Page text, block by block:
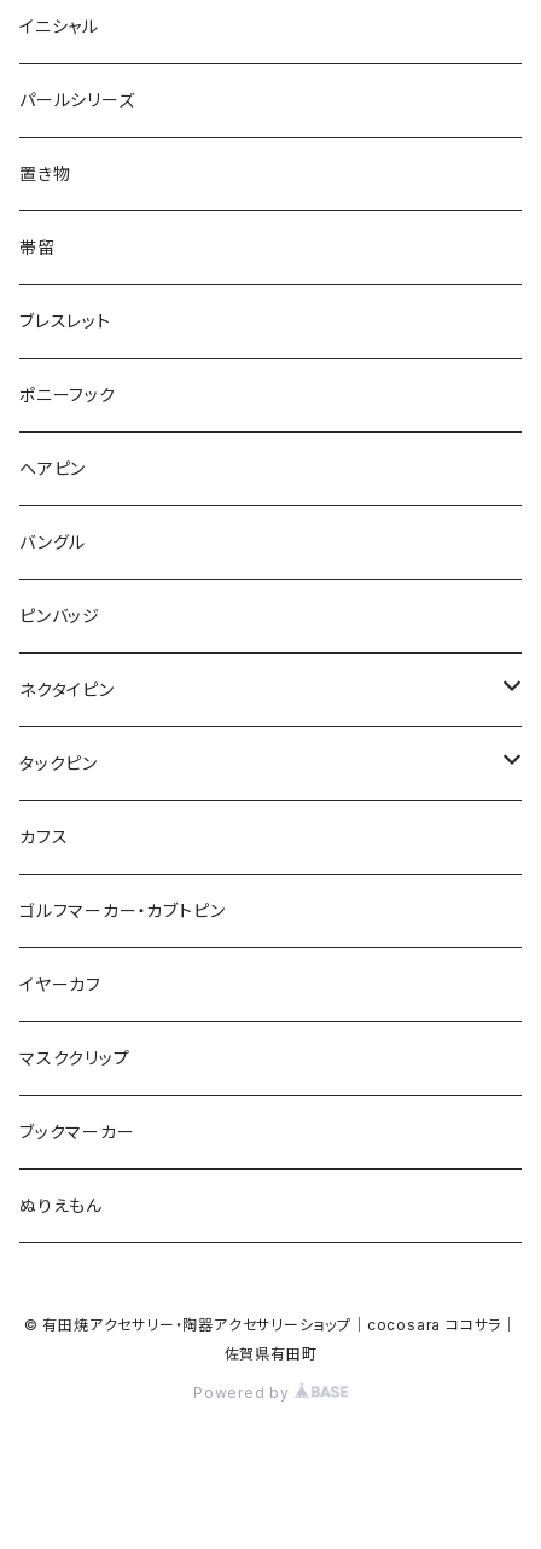
ネックレス
リング
てんとう虫
pattern
こいのぼり
マーブル
カメオ
星
鳥
アルファベット
ハロウィン
Bubble
Animal
マーブル
こいのぼり
てんとう虫
鳥
食品
カメラ
Round
Triangle
食品
ハロウィン
カモフラージュ
square
天使
リボン
Bubble
カメラ
てんとう虫
Animal
うさぎ
パンダ
レッサーパンダ
ブタ
鏡
Pattern
マーメイド
雲
月
惑星
星
唐津土
lip
フルーツ
アイスクリーム
マーブル
音楽
カメオ
ハート
モザイク
パン
猫
犬
くま
コアラ
羊
牛
カメ
イルカ
カエル
ラッコ
Lips
鏡
Pattern
house
bag
フルーツ
さくらんぼ
レモン
てんとう虫
野菜
雲
月
惑星
星
こいのぼり
カメラ
音楽
バイオリン
ピアノ
カメオ
バルーン
マーメイド
メガネ
Animal
てんとう虫
Food
Pattern
ガラス
カメラ
リボン
ラリエット
モザイク
ハート
アルファベット
ハロウィン
紐
鳥
バルーン
マーブル
カモフラージュ
Flower
Round
てんとう虫
animal
lip
フルーツ
パン
ガラス
リボン
マーブル
鳥
星
アルファベット
ハロウィン
カメオ
2トーン
ハート
イニシャル
パールシリーズ
置き物
帯留
ブレスレット
ポニーフック
ヘアピン
バングル
ピンバッジ
ネクタイピン
結び
スクエア
タックピン
結び
カフス
ゴルフマーカー・カブトピン
イヤーカフ
マスククリップ
ブックマーカー
ぬりえもん
© 有田焼アクセサリー・陶器アクセサリーショップ｜cocosara ココサラ｜
佐賀県有田町
Powered by